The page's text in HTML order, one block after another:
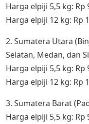
Harga elpiji 5,5 kg: Rp
Harga elpiji 12 kg: Rp
2. Sumatera Utara
Selatan, Medan, dan
Harga elpiji 5,5 kg: Rp
Harga elpiji 12 kg: Rp
3. Sumatera Barat
Harga elpiji 5,5 kg: Rp